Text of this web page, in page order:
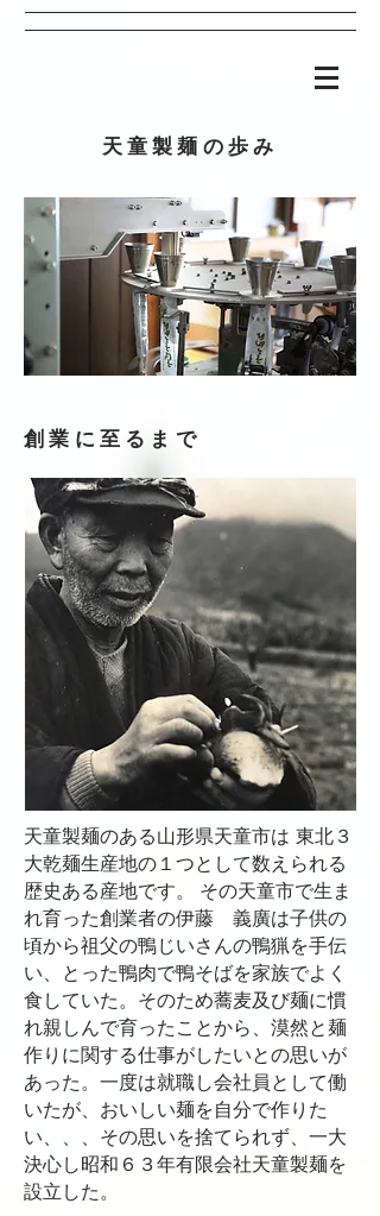
天童製麺の歩み
創業に至るまで
天童製麺のある山形県天童市は 東北３
大乾麺生産地の１つとして数えられる
歴史ある産地です。 その天童市で生ま
れ育った創業者の伊藤 義廣は子供の
頃から祖父の鴨じいさんの鴨猟を手伝
い、とった鴨肉で鴨そばを家族でよく
食していた。そのため蕎麦及び麺に慣
れ親しんで育ったことから、漠然と麺
作りに関する仕事がしたいとの思いが
あった。一度は就職し会社員として働
いたが、おいしい麺を自分で作りた
い、、、その思いを捨てられず、一大
決心し昭和６３年有限会社天童製麺を
設立した。